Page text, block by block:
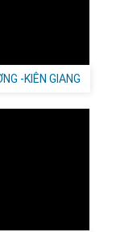
-KIÊN GIANG